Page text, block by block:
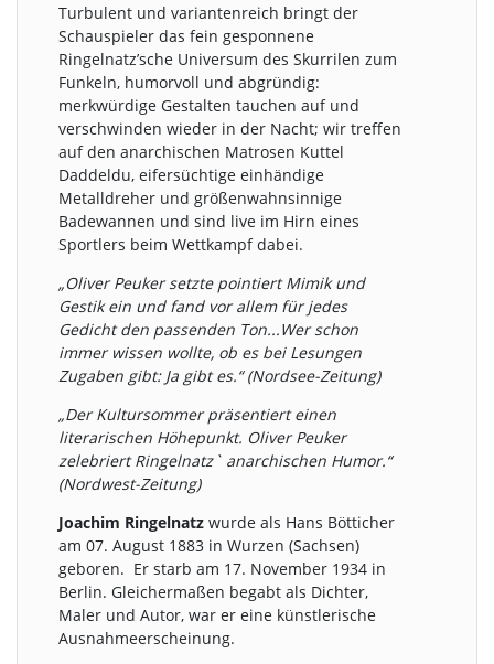
Turbulent und variantenreich bringt der
Schauspieler das fein gesponnene
Ringelnatz’sche Universum des Skurrilen zum
Funkeln, humorvoll und abgründig:
merkwürdige Gestalten tauchen auf und
verschwinden wieder in der Nacht; wir treffen
auf den anarchischen Matrosen Kuttel
Daddeldu, eifersüchtige einhändige
Metalldreher und größenwahnsinnige
Badewannen und sind live im Hirn eines
Sportlers beim Wettkampf dabei.
„Oliver Peuker setzte pointiert Mimik und
Gestik ein und fand vor allem für jedes
Gedicht den passenden Ton...Wer schon
immer wissen wollte, ob es bei Lesungen
Zugaben gibt: Ja gibt es.“ (Nordsee-Zeitung)
„Der Kultursommer präsentiert einen
literarischen Höhepunkt. Oliver Peuker
zelebriert Ringelnatz` anarchischen Humor.“
(Nordwest-Zeitung)
Joachim Ringelnatz wurde als Hans Bötticher
am 07. August 1883 in Wurzen (Sachsen)
geboren. Er starb am 17. November 1934 in
Berlin. Gleichermaßen begabt als Dichter,
Maler und Autor, war er eine künstlerische
Ausnahmeerscheinung.